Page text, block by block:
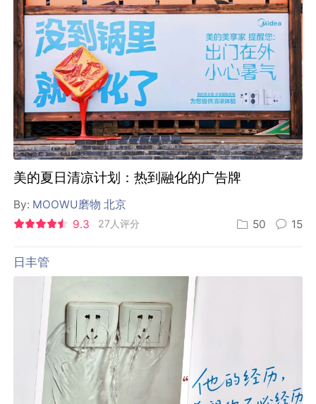
美的夏日清凉计划：热到融化的广告牌
By: MOOWU磨物 北京
9.3
27人评分 50 15
日丰管